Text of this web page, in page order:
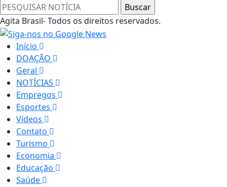
Agita Brasil- Todos os direitos reservados.
Início
DOAÇÃO
Geral
NOTÍCIAS
Empregos
Esportes
Vídeos
Contato
Turismo
Economia
Educação
Saúde